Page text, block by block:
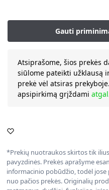
Atsiprašome, šios prekės
siūlome pateikti užklausą
prekė vėl atsiras
apsipirkimą grįždami atgal
*Prekių nuotraukos skirtos tik
pavyzdinės. Prekės aprašyme
informacinio pobūdžio, todėl
nuo pačios prekės. Originalių